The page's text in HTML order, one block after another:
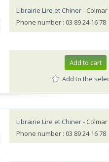
Librairie Lire et Chiner- Colmar
Phone number : 03 89 24 16 78
Add to cart
Add to the
Librairie Lire et Chiner- Colmar
Phone number : 03 89 24 16 78